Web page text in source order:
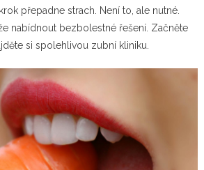
přepadne strach. Není to, ale nutné.
nabídnout bezbolestné řešení. Začněte
si spolehlivou zubní kliniku.